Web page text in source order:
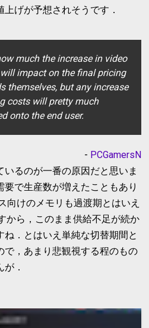
げが予想されそうです．
much the increase in video
impact on the final pricing
themselves, but any increase
costs will pretty much
onto the end user.
- PCGamersN
るのが一番の原因だと思いま
で生産数が増えたこともあり
向けのメモリも過渡期とはいえ
から，このまま供給不足が続か
．とはいえ単純な切替期間と
で，あまり悲観視する程のもの
．